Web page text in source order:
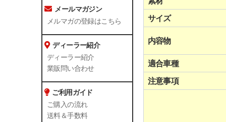
メールマガジン
メルマガの登録はこちら
ディーラー紹介
ディーラー紹介
業販問い合わせ
ご利用ガイド
ご購入の流れ
送料＆手数料
サイズ
内容物
適合車種
注意事項